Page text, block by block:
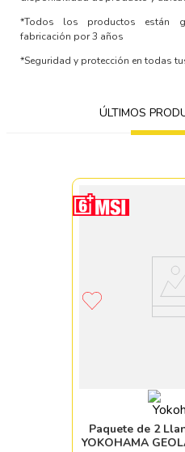
*Todos los productos están
fabricación por 3 años
*Seguridad y protección en todas
ÚLTIMOS
Paquete de 2
YOKOHAMA